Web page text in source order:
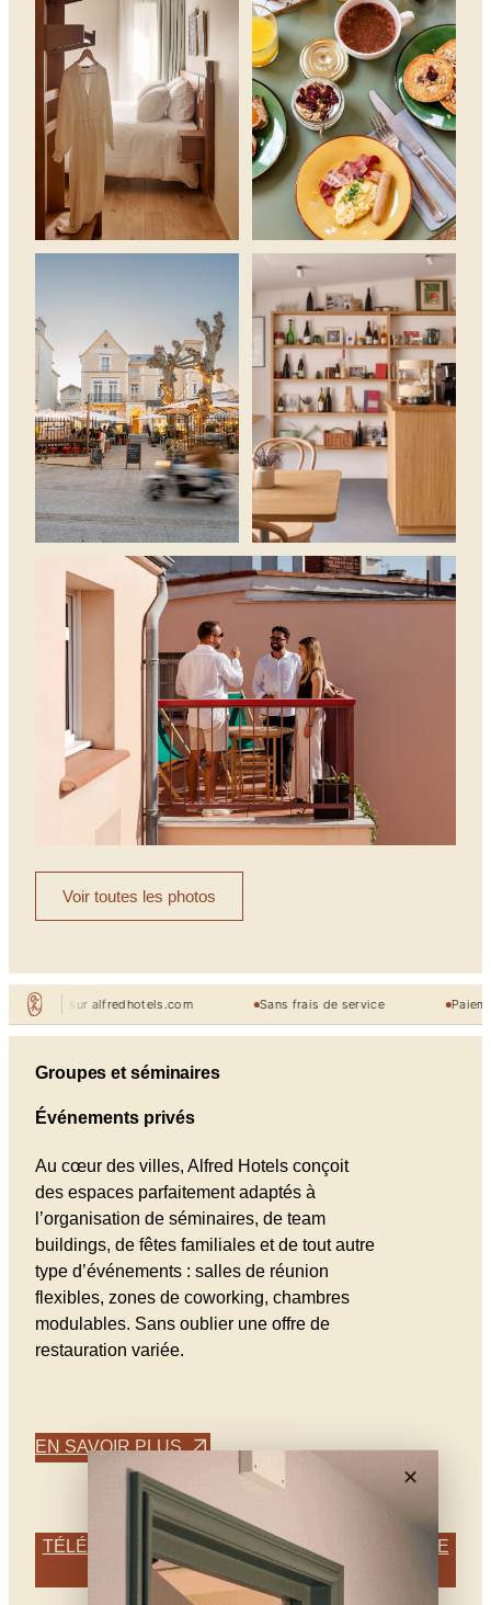
Voir toutes les photos
sur alfredhotels.com Sans frais de service Paiement à
Groupes et séminaires
Événements privés
Au cœur des villes, Alfred Hotels conçoit
des espaces parfaitement adaptés à
l’organisation de séminaires, de team
buildings, de fêtes familiales et de tout autre
type d’événements : salles de réunion
flexibles, zones de coworking, chambres
modulables. Sans oublier une offre de
restauration variée.
EN SAVOIR PLUS
TÉLÉCHARGER LA PLAQUETTE COMMERCIALE
✕